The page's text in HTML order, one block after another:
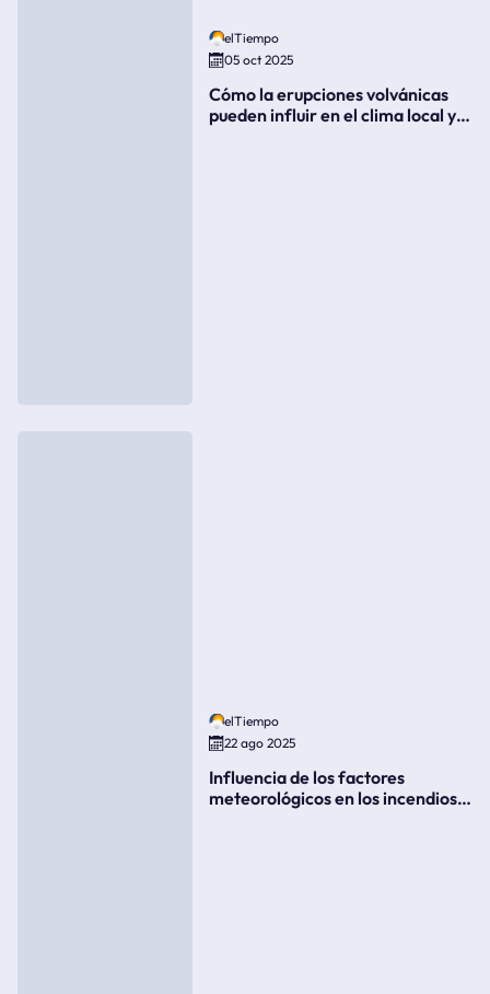
elTiempo
05 oct 2025
Cómo la erupciones volvánicas
pueden influir en el clima local y
elTiempo
22 ago 2025
Influencia de los factores
meteorológicos en los incendios